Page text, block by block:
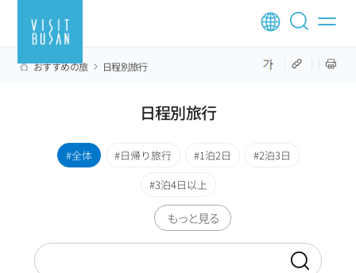
おすすめの旅 日程別旅行
日程別旅行
全体 日帰り旅行 1泊2日
2泊3日
3泊4日以上
もっと見る